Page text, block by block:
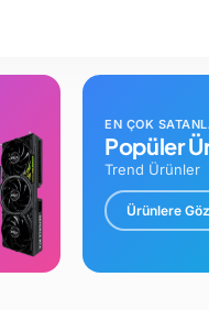
EN ÇOK
Popüler
Trend Ürünler
Ürünlere